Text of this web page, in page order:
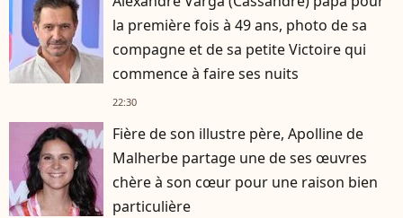
la première fois à 49 ans, photo de sa
compagne et de sa petite Victoire qui
commence à faire ses nuits
22:30
Fière de son illustre père, Apolline de
Malherbe partage une de ses œuvres
chère à son cœur pour une raison bien
particulière